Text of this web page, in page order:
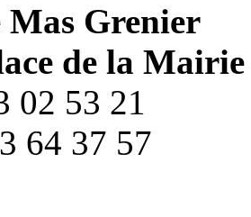
Grenier
de la Mairie
02 53 21
64 37 57